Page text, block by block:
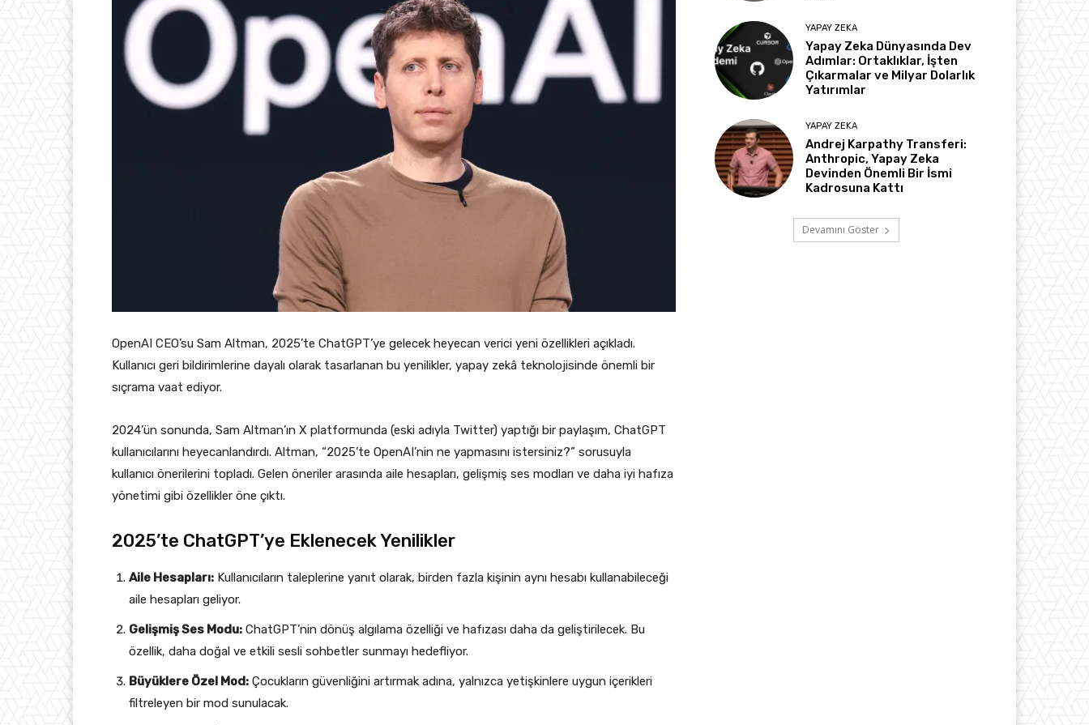
OpenAI CEO’su Sam Altman, 2025’te ChatGPT’ye gelecek heyecan verici yeni özellikleri açıkladı.
Kullanıcı geri bildirimlerine dayalı olarak tasarlanan bu yenilikler, yapay zekâ teknolojisinde önemli bir
sıçrama vaat ediyor.
2024’ün sonunda, Sam Altman’ın X platformunda (eski adıyla Twitter) yaptığı bir paylaşım, ChatGPT
kullanıcılarını heyecanlandırdı. Altman, “2025’te OpenAI’nin ne yapmasını istersiniz?” sorusuyla
kullanıcı önerilerini topladı. Gelen öneriler arasında aile hesapları, gelişmiş ses modları ve daha iyi hafıza
yönetimi gibi özellikler öne çıktı.
2025’te ChatGPT’ye Eklenecek Yenilikler
Aile Hesapları: Kullanıcıların taleplerine yanıt olarak, birden fazla kişinin aynı hesabı kullanabileceği
aile hesapları geliyor.
Gelişmiş Ses Modu: ChatGPT’nin dönüş algılama özelliği ve hafızası daha da geliştirilecek. Bu
özellik, daha doğal ve etkili sesli sohbetler sunmayı hedefliyor.
Büyüklere Özel Mod: Çocukların güvenliğini artırmak adına, yalnızca yetişkinlere uygun içerikleri
filtreleyen bir mod sunulacak.
YAPAY ZEKA
Yapay Zeka Dünyasında Dev
Adımlar: Ortaklıklar, İşten
Çıkarmalar ve Milyar Dolarlık
Yatırımlar
YAPAY ZEKA
Andrej Karpathy Transferi:
Anthropic, Yapay Zeka
Devinden Önemli Bir İsmi
Kadrosuna Kattı
Devamını Göster